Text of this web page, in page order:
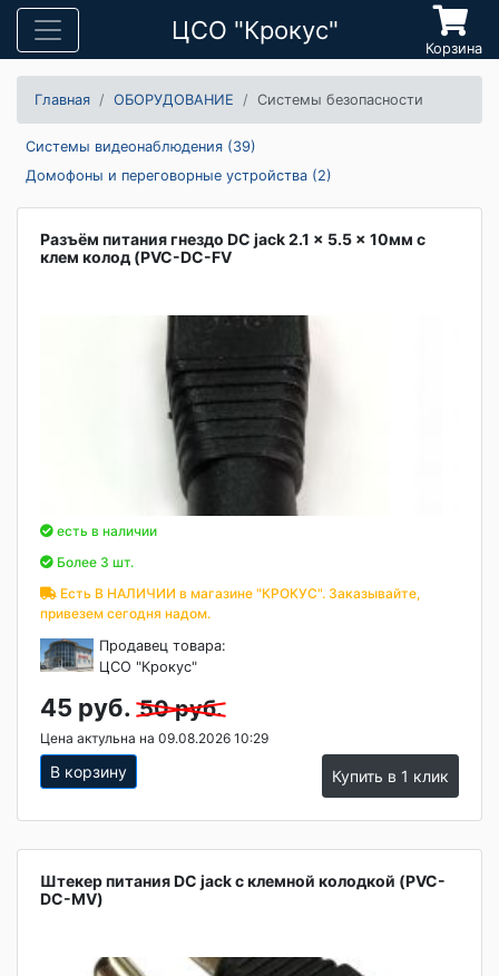
ЦСО "Крокус"
Корзина
Главная ОБОРУДОВАНИЕ Системы безопасности
Системы видеонаблюдения (39)
Домофоны и переговорные устройства (2)
Разъём питания гнездо DC jack 2.1 x 5.5 x 10мм с
клем колод (PVC-DC-FV
есть в наличии
Более 3 шт.
Есть В НАЛИЧИИ в магазине "КРОКУС". Заказывайте,
привезем сегодня надом.
Продавец товара:
ЦСО "Крокус"
45 руб. 50 руб.
Цена актульна на 09.08.2026 10:29
В корзину Купить в 1 клик
Штекер питания DC jack с клемной колодкой (PVC-
DC-MV)